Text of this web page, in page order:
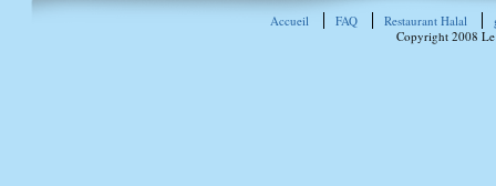
Accueil FAQ Restaurant Halal
Copyright 2008